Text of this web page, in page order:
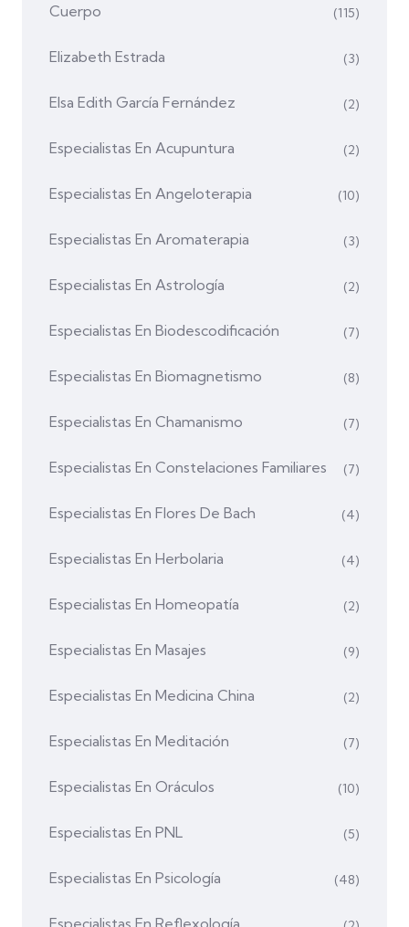
Cuerpo (115)
Elizabeth Estrada (3)
Elsa Edith García Fernández (2)
Especialistas En Acupuntura (2)
Especialistas En Angeloterapia (10)
Especialistas En Aromaterapia (3)
Especialistas En Astrología (2)
Especialistas En Biodescodificación (7)
Especialistas En Biomagnetismo (8)
Especialistas En Chamanismo (7)
Especialistas En Constelaciones Familiares (7)
Especialistas En Flores De Bach (4)
Especialistas En Herbolaria (4)
Especialistas En Homeopatía (2)
Especialistas En Masajes (9)
Especialistas En Medicina China (2)
Especialistas En Meditación (7)
Especialistas En Oráculos (10)
Especialistas En PNL (5)
Especialistas En Psicología (48)
Especialistas En Reflexología